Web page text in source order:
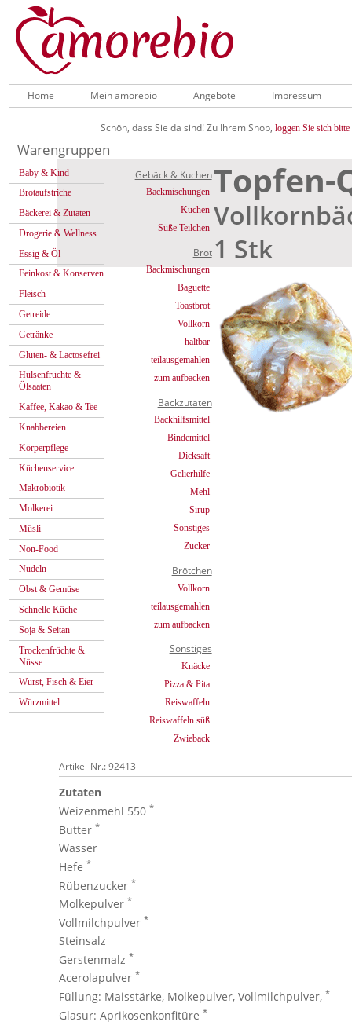
Home Mein amorebio Angebote Impressum
Schön, dass Sie da sind! Zu Ihrem Shop, loggen Sie sich bitte
Warengruppen
Baby & Kind
Brotaufstriche
Bäckerei & Zutaten
Drogerie & Wellness
Essig & Öl
Feinkost & Konserven
Fleisch
Getreide
Getränke
Gluten- & Lactosefrei
Hülsenfrüchte &
Ölsaaten
Kaffee, Kakao & Tee
Knabbereien
Körperpflege
Küchenservice
Makrobiotik
Molkerei
Müsli
Non-Food
Nudeln
Obst & Gemüse
Schnelle Küche
Soja & Seitan
Trockenfrüchte &
Nüsse
Wurst, Fisch & Eier
Würzmittel
Gebäck & Kuchen
Backmischungen
Kuchen
Süße Teilchen
Brot
Backmischungen
Baguette
Toastbrot
Vollkorn
haltbar
teilausgemahlen
zum aufbacken
Backzutaten
Backhilfsmittel
Bindemittel
Dicksaft
Gelierhilfe
Mehl
Sirup
Sonstiges
Zucker
Brötchen
Vollkorn
teilausgemahlen
zum aufbacken
Sonstiges
Knäcke
Pizza & Pita
Reiswaffeln
Reiswaffeln süß
Zwieback
Topfen-
1 Stk
Artikel-Nr.: 92413
Zutaten
Weizenmehl 550 *
Butter *
Wasser
Hefe *
Rübenzucker *
Molkepulver *
Vollmilchpulver *
Steinsalz
Gerstenmalz *
Acerolapulver *
Füllung: Maisstärke, Molkepulver, Vollmilchpulver, *
Glasur: Aprikosenkonfitüre *